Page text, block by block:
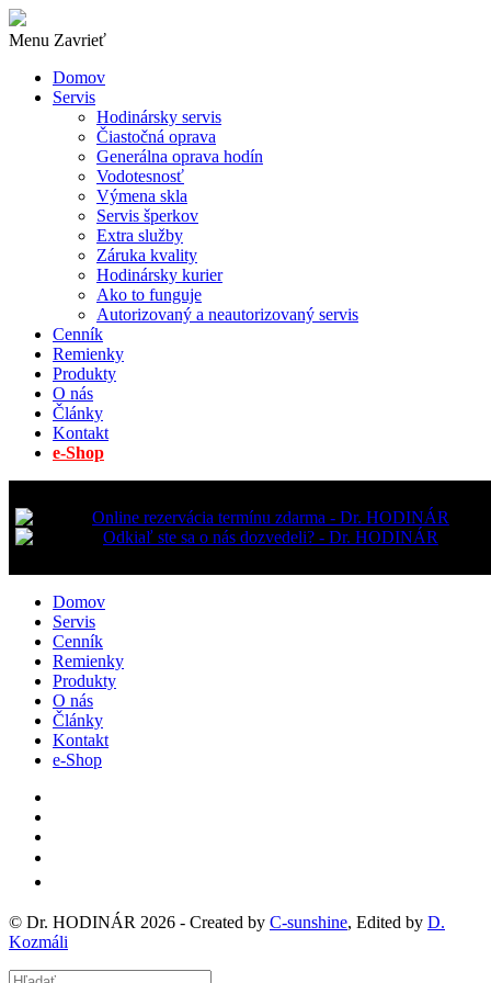
Menu Zavrieť
Domov
Servis
Hodinársky servis
Čiastočná oprava
Generálna oprava hodín
Vodotesnosť
Výmena skla
Servis šperkov
Extra služby
Záruka kvality
Hodinársky kurier
Ako to funguje
Autorizovaný a neautorizovaný servis
Cenník
Remienky
Produkty
O nás
Články
Kontakt
e-Shop
Domov
Servis
Cenník
Remienky
Produkty
O nás
Články
Kontakt
e-Shop
© Dr. HODINÁR 2026 - Created by C-sunshine, Edited by D.
Kozmáli